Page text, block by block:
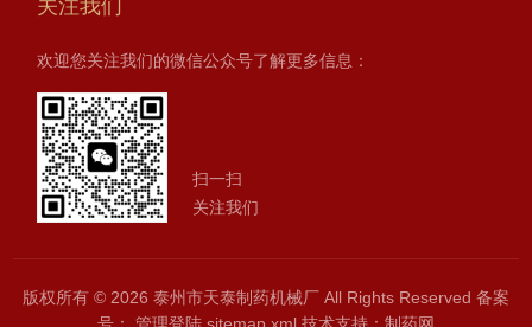
关注我们
欢迎您关注我们的微信公众号了解更多信息：
扫一扫
关注我们
版权所有 © 2026 泰州市天泰制药机械厂 All Rights Reserved 备案